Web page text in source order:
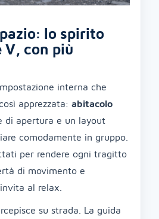
lo spirito
V, con più
interna che
apprezzata: abitacolo
di apertura e un layout
comodamente in gruppo.
per rendere ogni tragitto
di movimento e
al relax.
su strada. La guida